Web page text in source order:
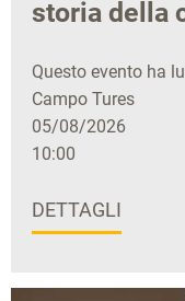
storia della
Questo evento ha
Campo Tures
05/08/2026
10:00
DETTAGLI